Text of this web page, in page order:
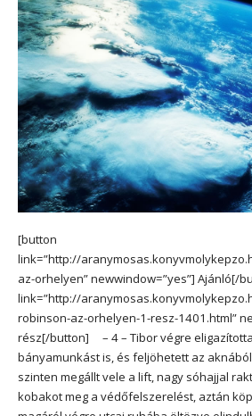
[button
link=”http://
az-orhelyen” newwindow=”yes”] Ajánló[/
link=”http://
robinson-az-orhelyen-1-resz-1401.html”
rész[/button] – 4 – Tibor végre
bányamunkást is, és feljöhetett az
szinten megállt vele a lift, nagy sóhajjal
kobakot meg a védőfelszerelést, aztán